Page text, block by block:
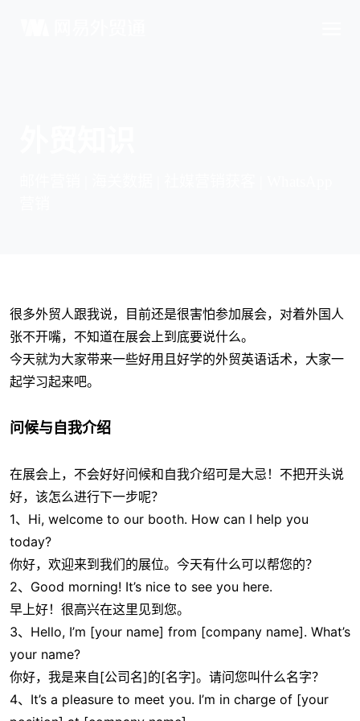
很多外贸人跟我说，目前还是很害怕参加展会，对着外国人
张不开嘴，不知道在展会上到底要说什么。
今天就为大家带来一些好用且好学的外贸英语话术，大家一
起学习起来吧。
问候与自我介绍
在展会上，不会好好问候和自我介绍可是大忌！不把开头说
好，该怎么进行下一步呢？
1、Hi, welcome to our booth. How can I help you
today?
你好，欢迎来到我们的展位。今天有什么可以帮您的？
2、Good morning! It’s nice to see you here.
早上好！很高兴在这里见到您。
3、Hello, I’m [your name] from [company name]. What’s
your name?
你好，我是来自[公司名]的[名字]。请问您叫什么名字？
4、It’s a pleasure to meet you. I’m in charge of [your